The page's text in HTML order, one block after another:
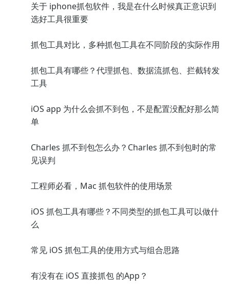
关于 iphone抓包软件，我是在什么时候真正意识到
选好工具很重要
抓包工具对比，多种抓包工具在不同阶段的实际作用
抓包工具有哪些？代理抓包、数据流抓包、拦截转发
工具
iOS app 为什么会抓不到包，不是配置没配好那么简
单
Charles 抓不到包怎么办？Charles 抓不到包时的常
见误判
工程师必看，Mac 抓包软件的使用场景
iOS 抓包工具有哪些？不同类型的抓包工具可以做什
么
常见 iOS 抓包工具的使用方式与组合思路
有没有在 iOS 直接抓包 的App？